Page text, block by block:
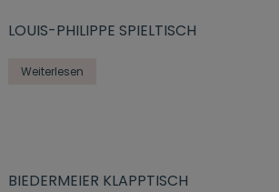
LOUIS-PHILIPPE SPIELTISCH
Weiterlesen
BIEDERMEIER KLAPPTISCH